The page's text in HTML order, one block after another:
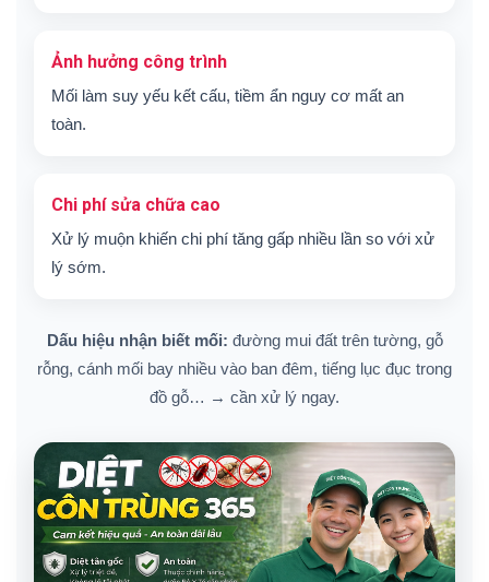
Ảnh hưởng công trình
Mối làm suy yếu kết cấu, tiềm ẩn nguy cơ mất an
toàn.
Chi phí sửa chữa cao
Xử lý muộn khiến chi phí tăng gấp nhiều lần so với xử
lý sớm.
Dấu hiệu nhận biết mối: đường mui đất trên tường, gỗ
rỗng, cánh mối bay nhiều vào ban đêm, tiếng lục đục trong
đồ gỗ… → cần xử lý ngay.